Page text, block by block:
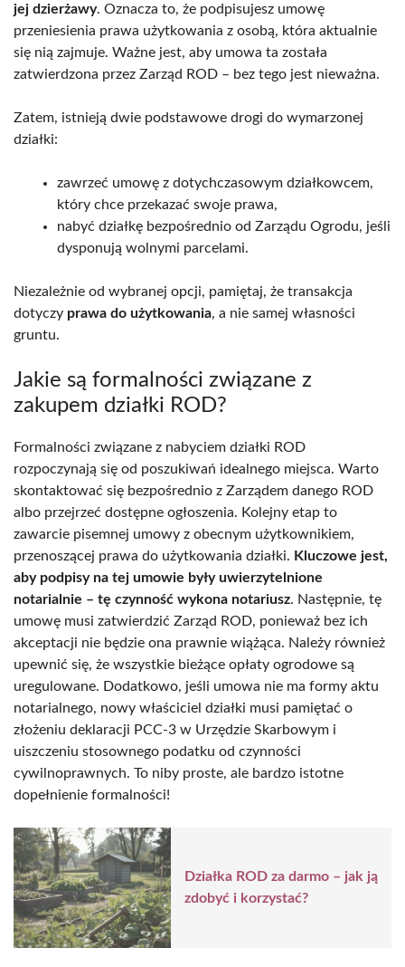
jej dzierżawy. Oznacza to, że podpisujesz umowę
przeniesienia prawa użytkowania z osobą, która aktualnie
się nią zajmuje. Ważne jest, aby umowa ta została
zatwierdzona przez Zarząd ROD – bez tego jest nieważna.
Zatem, istnieją dwie podstawowe drogi do wymarzonej
działki:
zawrzeć umowę z dotychczasowym działkowcem,
który chce przekazać swoje prawa,
nabyć działkę bezpośrednio od Zarządu Ogrodu, jeśli
dysponują wolnymi parcelami.
Niezależnie od wybranej opcji, pamiętaj, że transakcja
dotyczy prawa do użytkowania, a nie samej własności
gruntu.
Jakie są formalności związane z
zakupem działki ROD?
Formalności związane z nabyciem działki ROD
rozpoczynają się od poszukiwań idealnego miejsca. Warto
skontaktować się bezpośrednio z Zarządem danego ROD
albo przejrzeć dostępne ogłoszenia. Kolejny etap to
zawarcie pisemnej umowy z obecnym użytkownikiem,
przenoszącej prawa do użytkowania działki. Kluczowe jest,
aby podpisy na tej umowie były uwierzytelnione
notarialnie – tę czynność wykona notariusz. Następnie, tę
umowę musi zatwierdzić Zarząd ROD, ponieważ bez ich
akceptacji nie będzie ona prawnie wiążąca. Należy również
upewnić się, że wszystkie bieżące opłaty ogrodowe są
uregulowane. Dodatkowo, jeśli umowa nie ma formy aktu
notarialnego, nowy właściciel działki musi pamiętać o
złożeniu deklaracji PCC-3 w Urzędzie Skarbowym i
uiszczeniu stosownego podatku od czynności
cywilnoprawnych. To niby proste, ale bardzo istotne
dopełnienie formalności!
Działka ROD za darmo – jak ją
zdobyć i korzystać?